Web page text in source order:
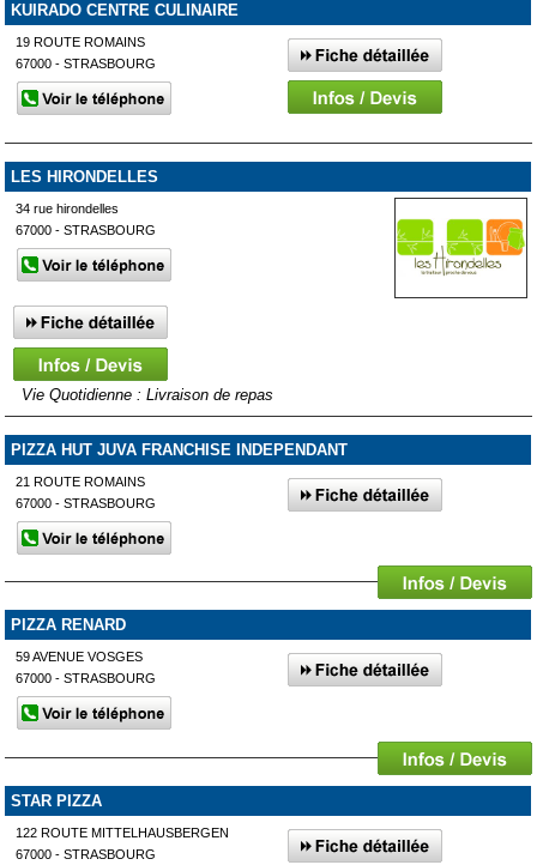
KUIRADO CENTRE CULINAIRE
19 ROUTE ROMAINS
67000 - STRASBOURG
LES HIRONDELLES
34 rue hirondelles
67000 - STRASBOURG
Vie Quotidienne : Livraison de repas
PIZZA HUT JUVA FRANCHISE INDEPENDANT
21 ROUTE ROMAINS
67000 - STRASBOURG
PIZZA RENARD
59 AVENUE VOSGES
67000 - STRASBOURG
STAR PIZZA
122 ROUTE MITTELHAUSBERGEN
67000 - STRASBOURG